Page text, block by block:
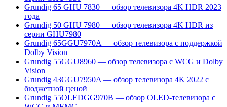
Grundig 65 GHU 7830 — обзор телевизора 4K HDR 2023
года
Grundig 50 GHU 7980 — обзор телевизора 4K HDR из
серии GHU7980
Grundig 65GGU7970A — обзор телевизора с поддержкой
Dolby Vision
Grundig 55GGU8960 — обзор телевизора с WCG и Dolby
Vision
Grundig 43GGU7950A — обзор телевизора 4K 2022 с
бюджетной ценой
Grundig 55OLEDGG970B — обзор OLED-телевизора с